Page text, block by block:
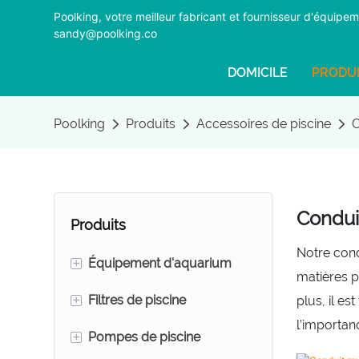
Poolking, votre meilleur fabricant et fournisseur
sandy@poolking.co
DOMICILE
Poolking Produits Accessoires de piscine
Produits
+ Équipement d'aquarium
Fractionneurs de mousse
Filtres à sable pour
+ Filtres de piscine
Filtres à sable pour
+ Pompes de piscine
Notre
matières
plus, il